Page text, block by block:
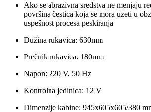
Ako se abrazivna sredstva ne menjaju
površina čestica koja se mora uzeti u
uspešnost procesa peskiranja
Dužina rukavica: 630mm
Prečnik rukavica: 180mm
Napon: 220 V, 50 Hz
Kontrolna jedinica: 12 V
Dimenzije kabine: 945x605x605/380